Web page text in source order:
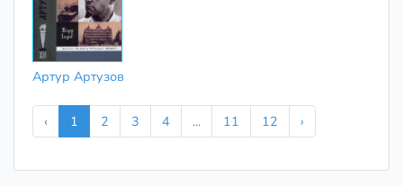
Артур Артузов
‹ 1 2 3 4 ... 11 12 ›